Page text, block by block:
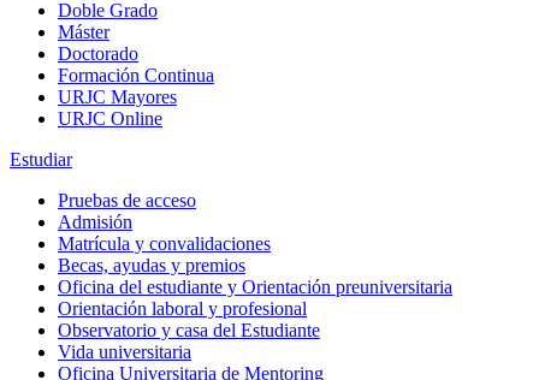
Doble Grado
Máster
Doctorado
Formación Continua
URJC Mayores
URJC Online
Estudiar
Pruebas de acceso
Admisión
Matrícula y convalidaciones
Becas, ayudas y premios
Oficina del estudiante y Orientación preuniversitaria
Orientación laboral y profesional
Observatorio y casa del Estudiante
Vida universitaria
Oficina Universitaria de Mentoring